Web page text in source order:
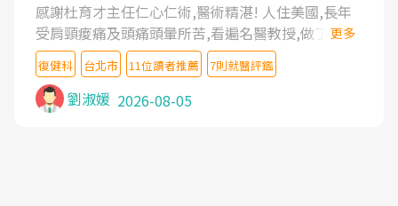
感謝杜育才主任仁心仁術,醫術精湛! 人住美國,長年
受肩頸痠痛及頭痛頭暈所苦,看遍名醫教授,做了各種
檢查,也嘗試過西醫打針,中醫針灸及物理徒手治療都
沒有用,後來連吃到嗎啡類止痛藥都效果有限,只是壓
症狀,沒多久就痛起來,多年失眠嚴重影響生活品質.
台灣親友介紹忠孝醫院杜育才主任是頸頭症候群專
更多
復健科 台北市 11位讀者推薦 7則就醫評鑑
劉淑媛 2026-08-05